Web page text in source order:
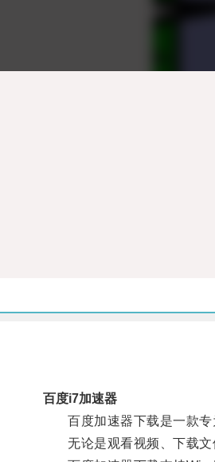
百度i7加速器
百度加速器下载是一款专
无论是观看视频、下载文